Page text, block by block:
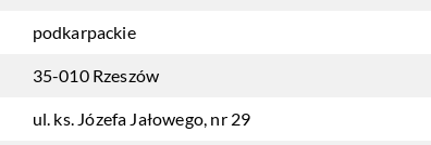
podkarpackie
35-010 Rzeszów
ul. ks. Józefa Jałowego, nr 29